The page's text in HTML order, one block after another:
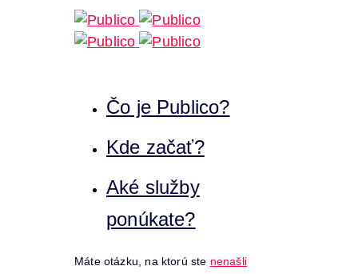
Čo je Publico?
Kde začať?
Aké služby
ponúkate?
Máte otázku, na ktorú ste nenašli